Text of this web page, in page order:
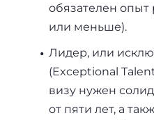
обязателен опыт
или меньше).
Лидер, или
(Exceptional
визу нужен
от пяти лет, а
Бали
+7(499)938-68-05